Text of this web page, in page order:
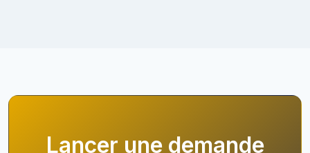
Lancer une demande